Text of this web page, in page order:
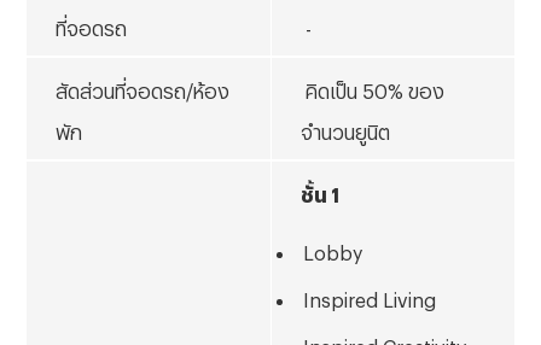
ที่จอดรถ
สัดส่วนที่จอดรถ/ห้อง
พัก
คิดเป็น 50% ของ
จำนวนยูนิต
ชั้น 1
Lobby
Inspired Living